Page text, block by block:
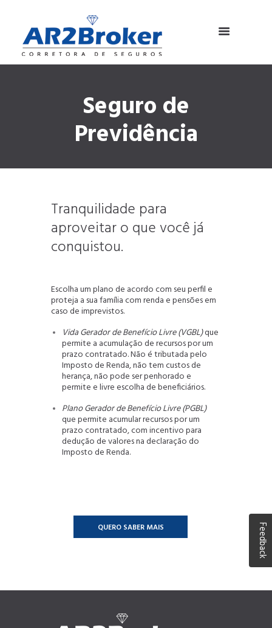
Seguro de
Previdência
Tranquilidade para
aproveitar o que você já
conquistou.
Escolha um plano de acordo com seu perfil e
proteja a sua família com renda e pensões em
caso de imprevistos.
Vida Gerador de Benefício Livre (VGBL)que
permite a acumulação de recursos por um
prazo contratado. Não é tributada pelo
Imposto de Renda, não tem custos de
herança, não pode ser penhorado e
permite e livre escolha de beneficiários.
Plano Gerador de Benefício Livre (PGBL)
que permite acumular recursos por um
prazo contratado, com incentivo para
dedução de valores na declaração do
Imposto de Renda.
QUERO SABER MAIS Feedback